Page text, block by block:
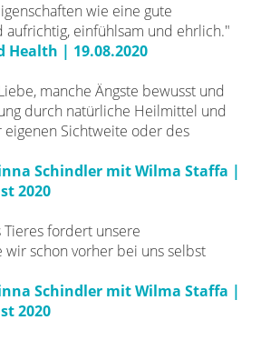
wie eine gute
aufrichtig, einfühlsam und ehrlich."
Health | 19.08.2020
manche Ängste bewusst und
durch natürliche Heilmittel und
Sichtweite oder des
Schindler mit Wilma Staffa |
2020
fordert unsere
schon vorher bei uns selbst
Schindler mit Wilma Staffa |
2020